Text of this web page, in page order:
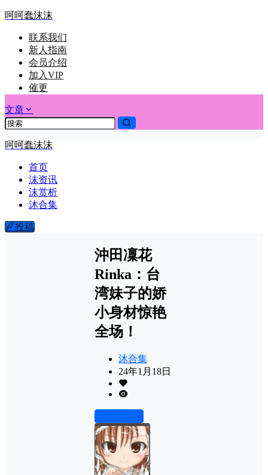
呵呵蠢沫沫
联系我们
新人指南
会员介绍
加入VIP
催更
文章
呵呵蠢沫沫
首页
沫资讯
沫赏析
沐合集
投稿
沖田凜花
Rinka：台
湾妹子的娇
小身材惊艳
全场！
沐合集
24年1月18日